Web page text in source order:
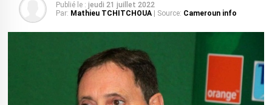
Publié le : jeudi 21 juillet 2022
Par: Mathieu TCHITCHOUA | Source: Cameroun info